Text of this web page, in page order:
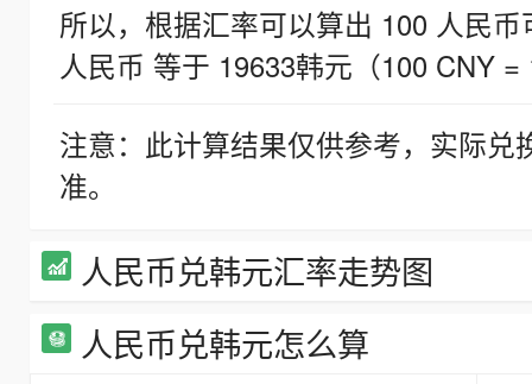
所以，根据汇率可以算出 100 人民
人民币 等于 19633韩元（100 CNY =
注意：此计算结果仅供参考，实际
准。
人民币兑韩元汇率走势图
人民币兑韩元怎么算